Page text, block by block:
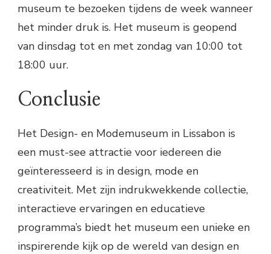
museum te bezoeken tijdens de week wanneer
het minder druk is. Het museum is geopend
van dinsdag tot en met zondag van 10:00 tot
18:00 uur.
Conclusie
Het Design- en Modemuseum in Lissabon is
een must-see attractie voor iedereen die
geïnteresseerd is in design, mode en
creativiteit. Met zijn indrukwekkende collectie,
interactieve ervaringen en educatieve
programma’s biedt het museum een unieke en
inspirerende kijk op de wereld van design en